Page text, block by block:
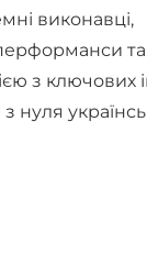
виконавці,
та
з ключових
нуля